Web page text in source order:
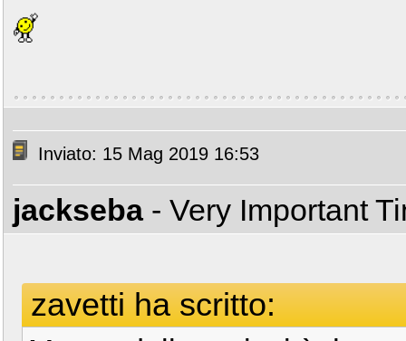
Inviato: 15 Mag 2019 16:53
jackseba - Very Important
zavetti ha scritto: